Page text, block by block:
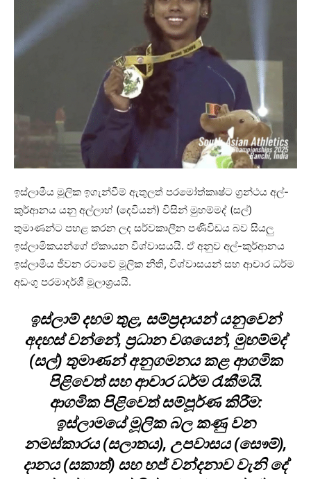
ඉස්ලාමීය මූලික ඉගැන්වීම් ඇතුලත් පරමෝත්කෘෂ්ට ග්‍රන්ථය අල්-
කුර්ආනය යනු අල්ලාහ් (දෙවියන්) විසින් මුහම්මද් (සල්)
තුමාණන්ට පහළ කරන ලද සර්වකාලීන පණිවිඩය බව සියලු
ඉස්ලාමිකයන්ගේ ඒකායන විශ්වාසයයි. ඒ අනුව අල්-කුර්ආනය
ඉස්ලාමීය ජීවන රටාවේ මූලික නීති, විශ්වාසයන් සහ ආචාර ධර්ම
අඩංගු පරමාදර්ශී මූලාශ්‍රයයි.
ඉස්ලාම් දහම තුළ, සම්ප්‍රදායන් යනුවෙන්
අදහස් වන්නේ, ප්‍රධාන වශයෙන්, මුහම්මද්
(සල්) තුමාණන් අනුගමනය කළ ආගමික
පිළිවෙත් සහ ආචාර ධර්ම රැකීමයි.
ආගමික පිළිවෙත් සම්පූර්ණ කිරීම:
ඉස්ලාමයේ මූලික බල කණු වන
නමස්කාරය (සලාතය), උපවාසය (සෞම්),
දානය (සකාත්) සහ හජ් වන්දනාව වැනි දේ